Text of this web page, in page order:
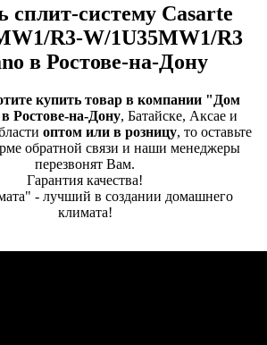
сплит-систему Casarte
R3-W/1U35MW1/R3
в Ростове-на-Дону
купить товар в компании "Дом
Ростове-на-Дону, Батайске, Аксае и
оптом или в розницу, то оставьте
обратной связи и наши менеджеры
перезвонят Вам.
Гарантия качества!
- лучший в создании домашнего
климата!